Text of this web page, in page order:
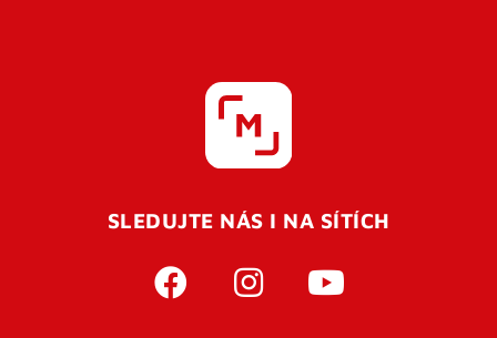
SLEDUJTE NÁS I NA SÍTÍCH